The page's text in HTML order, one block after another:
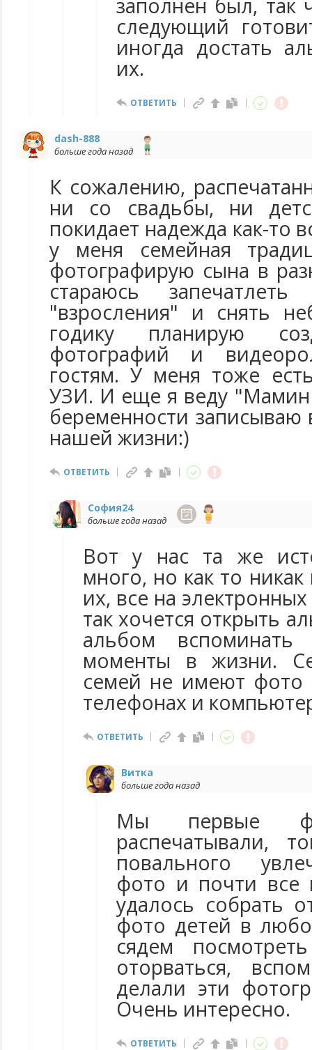
заполнен был,
следующий
иногда достать
их.
ОТВЕТИТЬ
dash-888
больше года назад
К сожалению,
ни со свадьбы, ни
покидает надежда как-то
у меня семейная
фотографирую сына в
стараюсь
"взросления" и снять
годику планирую
фотографий и
гостям. У меня тоже
УЗИ. И еще я веду "Мамин
беременности
нашей жизни:)
ОТВЕТИТЬ
София24
больше года назад
Вот у нас та же
много, но как то
их, все на
так хочется открыть
альбом
моменты в жизни.
семей не имеют фото
телефонах и
ОТВЕТИТЬ
Витка
больше года назад
Мы первые
распечатывали,
повального
фото и почти
удалось собрать
фото детей в
сядем
оторваться,
делали эти
Очень интересно.
ОТВЕТИТЬ